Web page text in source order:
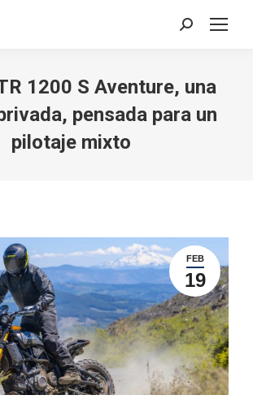
Search:
1200 S Aventure, una
pensada para un
pilotaje mixto
FEB
19